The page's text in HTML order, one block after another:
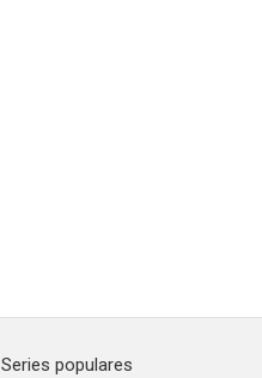
Series populares